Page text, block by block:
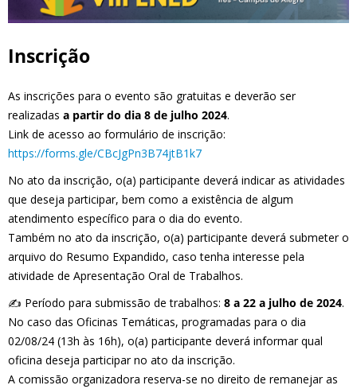
Inscrição
As inscrições para o evento são gratuitas e deverão ser
realizadas a partir do dia 8 de julho 2024.
Link de acesso ao formulário de inscrição:
https://forms.gle/CBcJgPn3B74jtB1k7
No ato da inscrição, o(a) participante deverá indicar as atividades
que deseja participar, bem como a existência de algum
atendimento específico para o dia do evento.
Também no ato da inscrição, o(a) participante deverá submeter o
arquivo do Resumo Expandido, caso tenha interesse pela
atividade de Apresentação Oral de Trabalhos.
✍️ Período para submissão de trabalhos: 8 a 22 a julho de 2024.
No caso das Oficinas Temáticas, programadas para o dia
02/08/24 (13h às 16h), o(a) participante deverá informar qual
oficina deseja participar no ato da inscrição.
A comissão organizadora reserva-se no direito de remanejar as